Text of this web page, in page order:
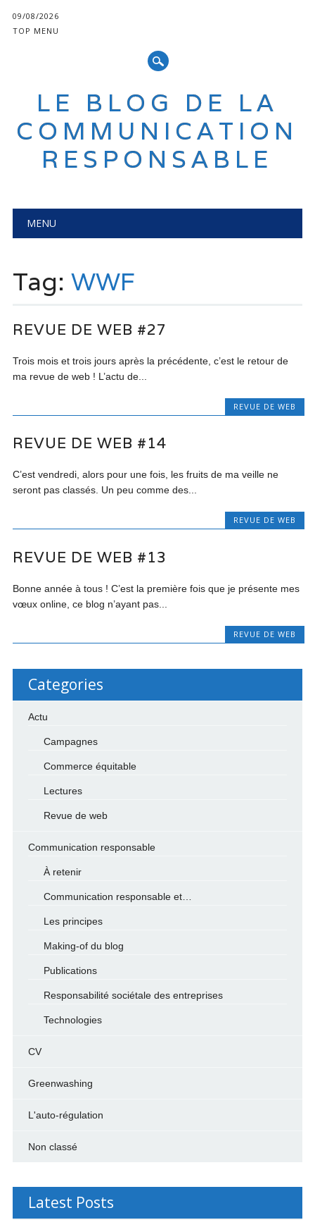
09/08/2026
TOP MENU
LE BLOG DE LA
COMMUNICATION
RESPONSABLE
Main menu
MENU
Tag: WWF
REVUE DE WEB #27
Trois mois et trois jours après la précédente, c’est le retour de
ma revue de web ! L’actu de...
REVUE DE WEB
REVUE DE WEB #14
C’est vendredi, alors pour une fois, les fruits de ma veille ne
seront pas classés. Un peu comme des...
REVUE DE WEB
REVUE DE WEB #13
Bonne année à tous ! C’est la première fois que je présente mes
vœux online, ce blog n’ayant pas...
REVUE DE WEB
Categories
Actu
Campagnes
Commerce équitable
Lectures
Revue de web
Communication responsable
À retenir
Communication responsable et…
Les principes
Making-of du blog
Publications
Responsabilité sociétale des entreprises
Technologies
CV
Greenwashing
L'auto-régulation
Non classé
Latest Posts